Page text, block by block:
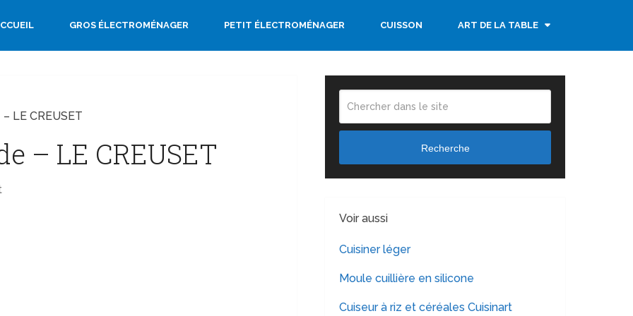
GROS ÉLECTROMÉNAGER PETIT ÉLECTROMÉNAGER CUISSON ART DE LA TABLE
LE CREUSET
– LE CREUSET Recherche
Voir aussi
Cuisiner léger
Moule cuillière en silicone
Cuiseur à riz et céréales Cuisinart